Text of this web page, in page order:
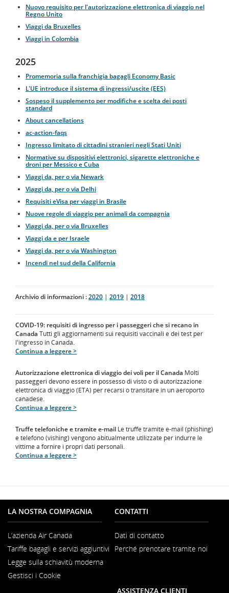
Nuovo requisito per l'autorizzazione elettronica di viaggio nel
Regno Unito
Viaggi da Bruxelles
Viaggi in Colombia
2025
Promemoria sulla franchigia bagagli Economy Basic
L'UE introduce il sistema di ingressi/uscite (EES)
Sospeso il supplemento per modifiche e scelta dei posti
standard
About cancellations
ac-action-faqs
Ingresso limitato di cittadini stranieri negli Stati Uniti
Normative su dispositivi elettronici, sigarette elettroniche e
droni per Messico e Cuba
Viaggi da, per o via Newark
Viaggi da, per o via Delhi
Requisiti eVisa per viaggi in Brasile
Nuove regole di viaggio per animali da compagnia
Viaggi da, per o via Bruxelles
Viaggi da e per Israele
Viaggi da, per o via Washington
Incendi nel sud della California
Archivio di informazioni :2020 | 2019 | 2018
COVID-19: requisiti di ingresso per i passeggeri che si recano in
Canada Tutti gli aggiornamenti sui requisiti vaccinali e dei test per
l'ingresso in Canada.
Continua a leggere >
Autorizzazione elettronica di viaggio dei voli per il Canada Molti
passeggeri devono essere in possesso di visto o di autorizzazione
elettronica di viaggio (ETA) per recarsi o transitare in un aeroporto
canadese.
Continua a leggere >
Truffe telefoniche e tramite e-mail Le truffe tramite e-mail (phishing)
e telefono (vishing) vengono abitualmente utilizzate per indurre le
vittime a fornire i propri dati personali.
Continua a leggere >
LA NOSTRA COMPAGNIA
L’azienda Air Canada
apre
in
una
Tariffe bagagli e servizi aggiuntivi
Legge sulla schiavitù moderna
Gestisci i Cookie
CONTATTI
Dati di contatto
Perché prenotare tramite noi
ASSISTENZA CLIENTI